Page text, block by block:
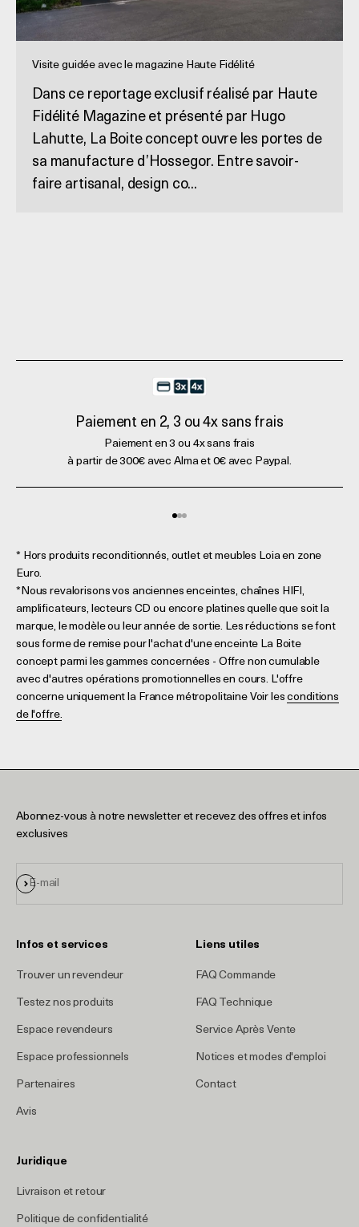
Visite guidée avec le magazine Haute Fidélité
Dans ce reportage exclusif réalisé par Haute
Fidélité Magazine et présenté par Hugo
Lahutte, La Boite concept ouvre les portes de
sa manufacture d’Hossegor. Entre savoir-
faire artisanal, design co...
Paiement en 2, 3 ou 4x sans frais
Paiement en 3 ou 4x sans frais
à partir de 300€ avec Alma et 0€ avec Paypal.
* Hors produits reconditionnés, outlet et meubles Loia en zone
Euro.
*Nous revalorisons vos anciennes enceintes, chaînes HIFI,
amplificateurs, lecteurs CD ou encore platines quelle que soit la
marque, le modèle ou leur année de sortie. Les réductions se font
sous forme de remise pour l'achat d'une enceinte La Boite
concept parmi les gammes concernées - Offre non cumulable
avec d'autres opérations promotionnelles en cours. L'offre
concerne uniquement la France métropolitaine Voir lesconditions
de l'offre.
Abonnez-vous à notre newsletter et recevez des offres et infos
exclusives
E-mail
S'inscrire
Infos et services
Trouver un revendeur
Testez nos produits
Espace revendeurs
Espace professionnels
Partenaires
Avis
Liens utiles
FAQ Commande
FAQ Technique
Service Après Vente
Notices et modes d'emploi
Contact
Juridique
Livraison et retour
Politique de confidentialité